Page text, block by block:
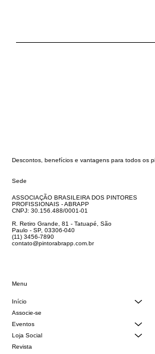
Descontos, benefícios e vantagens para todos os
Sede
ASSOCIAÇÃO BRASILEIRA DOS PINTORES
PROFISSIONAIS - ABRAPP
CNPJ: 30.156.488/0001-01
R. Retiro Grande, 81 - Tatuapé, São
Paulo - SP, 03306-040
(11) 3456-7890
contato@pintorabrapp.com.br
Menu
Início
Associe-se
Eventos
Loja Social
Revista